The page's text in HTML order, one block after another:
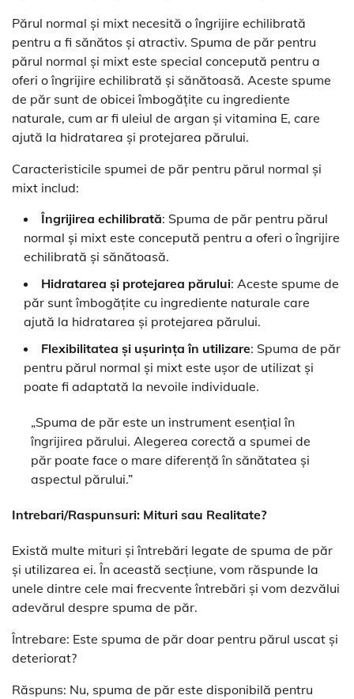
Părul normal și mixt necesită o îngrijire echilibrată
pentru a fi sănătos și atractiv. Spuma de păr pentru
părul normal și mixt este special concepută pentru a
oferi o îngrijire echilibrată și sănătoasă. Aceste spume
de păr sunt de obicei îmbogățite cu ingrediente
naturale, cum ar fi uleiul de argan și vitamina E, care
ajută la hidratarea și protejarea părului.
Caracteristicile spumei de păr pentru părul normal și
mixt includ:
Îngrijirea echilibrată: Spuma de păr pentru părul
normal și mixt este concepută pentru a oferi o îngrijire
echilibrată și sănătoasă.
Hidratarea și protejarea părului: Aceste spume de
păr sunt îmbogățite cu ingrediente naturale care
ajută la hidratarea și protejarea părului.
Flexibilitatea și ușurința în utilizare: Spuma de păr
pentru părul normal și mixt este ușor de utilizat și
poate fi adaptată la nevoile individuale.
„Spuma de păr este un instrument esențial în
îngrijirea părului. Alegerea corectă a spumei de
păr poate face o mare diferență în sănătatea și
aspectul părului.”
Intrebari/Raspunsuri: Mituri sau Realitate?
Există multe mituri și întrebări legate de spuma de păr
și utilizarea ei. În această secțiune, vom răspunde la
unele dintre cele mai frecvente întrebări și vom dezvălui
adevărul despre spuma de păr.
Întrebare: Este spuma de păr doar pentru părul uscat și
deteriorat?
Răspuns: Nu, spuma de păr este disponibilă pentru